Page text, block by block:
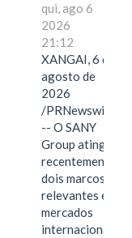
qui, ago 6
2026
21:12
XANGAI, 6 de
agosto de
2026
/PRNewswire/
-- O SANY
Group atingiu
recentemente
dois marcos
relevantes em
mercados
internacionais,